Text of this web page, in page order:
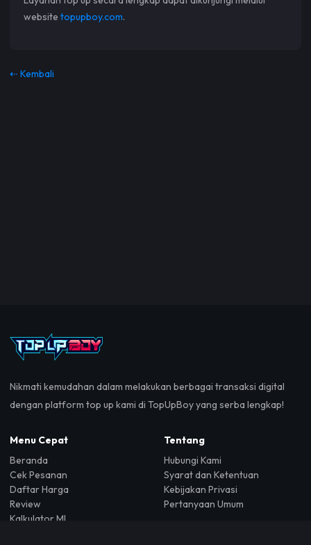
website topupboy.com.
⇠ Kembali
Nikmati kemudahan dalam melakukan berbagai transaksi digital
dengan platform top up kami di TopUpBoy yang serba lengkap!
Menu Cepat
Beranda
Cek Pesanan
Daftar Harga
Review
Kalkulator ML
Tentang
Hubungi Kami
Syarat dan Ketentuan
Kebijakan Privasi
Pertanyaan Umum